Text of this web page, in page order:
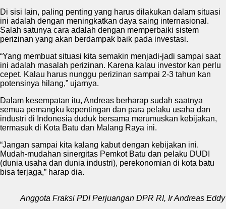
Di sisi lain, paling penting yang harus dilakukan dalam situasi
ini adalah dengan meningkatkan daya saing internasional.
Salah satunya cara adalah dengan memperbaiki sistem
perizinan yang akan berdampak baik pada investasi.
“Yang membuat situasi kita semakin menjadi-jadi sampai saat
ini adalah masalah perizinan. Karena kalau investor kan perlu
cepet. Kalau harus nunggu perizinan sampai 2-3 tahun kan
potensinya hilang,” ujarnya.
Dalam kesempatan itu, Andreas berharap sudah saatnya
semua pemangku kepentingan dan para pelaku usaha dan
industri di Indonesia duduk bersama merumuskan kebijakan,
termasuk di Kota Batu dan Malang Raya ini.
“Jangan sampai kita kalang kabut dengan kebijakan ini.
Mudah-mudahan sinergitas Pemkot Batu dan pelaku DUDI
(dunia usaha dan dunia industri), perekonomian di kota batu
bisa terjaga,” harap dia.
Anggota Fraksi PDI Perjuangan DPR RI, Ir Andreas